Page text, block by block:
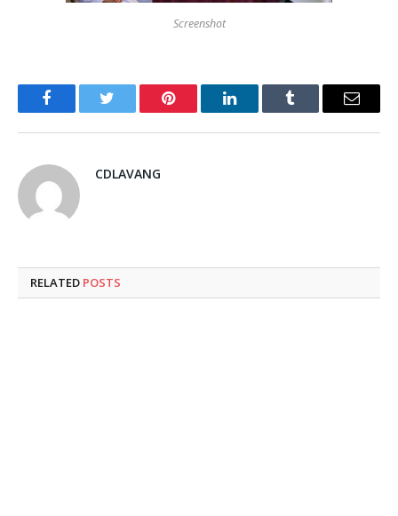
Screenshot
FacebookTwitter Pinterest LinkedInTumblr Email
CDLAVANG
RELATED POSTS